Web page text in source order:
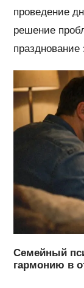
проведение
решение
Семейный
гармонию в